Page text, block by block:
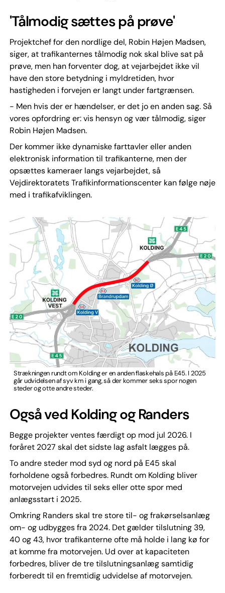
'Tålmodig sættes på prøve'
Projektchef for den nordlige del, Robin Højen Madsen,
siger, at trafikanternes tålmodig nok skal blive sat på
prøve, men han forventer dog, at vejarbejdet ikke vil
have den store betydning i myldretiden, hvor
hastigheden i forvejen er langt under fartgrænsen.
- Men hvis der er hændelser, er det jo en anden sag. Så
vores opfordring er: vis hensyn og vær tålmodig, siger
Robin Højen Madsen.
Der kommer ikke dynamiske farttavler eller anden
elektronisk information til trafikanterne, men der
opsættes kameraer langs vejarbejdet, så
Vejdirektoratets Trafikinformationscenter kan følge nøje
med i trafikafviklingen.
Strækningen rundt om Kolding er en anden flaskehals på E45. I 2025
går udvidelsen af syv km i gang, så der kommer seks spor nogen
steder og otte andre steder.
Også ved Kolding og Randers
Begge projekter ventes færdigt op mod jul 2026. I
foråret 2027 skal det sidste lag asfalt lægges på.
To andre steder mod syd og nord på E45 skal
forholdene også forbedres. Rundt om Kolding bliver
motorvejen udvides til seks eller otte spor med
anlægsstart i 2025.
Omkring Randers skal tre store til- og frakørselsanlæg
om- og udbygges fra 2024. Det gælder tilslutning 39,
40 og 43, hvor trafikanterne ofte må holde i lang kø for
at komme fra motorvejen. Ud over at kapaciteten
forbedres, bliver de tre tilslutningsanlæg samtidig
forberedt til en fremtidig udvidelse af motorvejen.